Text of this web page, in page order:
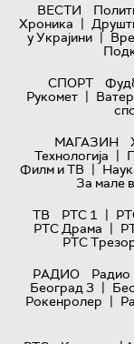
ВЕСТИ
Хроника |
у Украјини |
СПОРТ
Рукомет |
МАГАЗИН
Технологијa |
Филм и ТВ |
За мале
ТВ
РТС 1 |
РТС Драма |
РТС
РАДИО
Радио
Београд 3 |
Рокенролер |